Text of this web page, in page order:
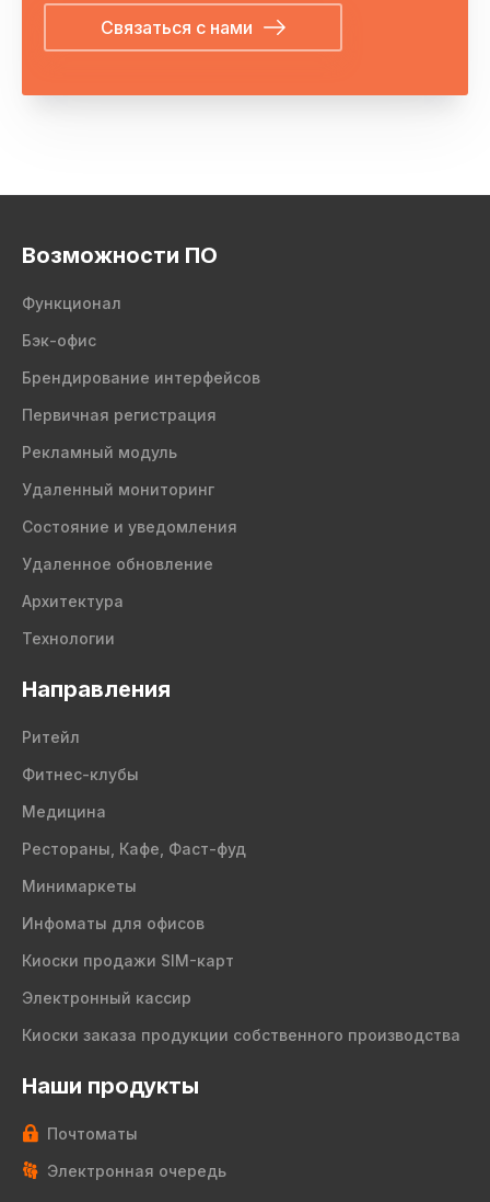
Связаться с нами
Возможности ПО
Функционал
Бэк-офис
Брендирование интерфейсов
Первичная регистрация
Рекламный модуль
Удаленный мониторинг
Состояние и уведомления
Удаленное обновление
Архитектура
Технологии
Направления
Ритейл
Фитнес-клубы
Медицина
Рестораны, Кафе, Фаст-фуд
Минимаркеты
Инфоматы для офисов
Киоски продажи SIM-карт
Электронный кассир
Киоски заказа продукции собственного производства
Наши продукты
Почтоматы
Электронная очередь